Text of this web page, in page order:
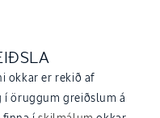
okkar er rekið af
öruggum greiðslum á